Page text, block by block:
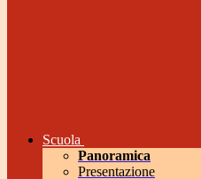
Scuola
Panoramica
Presentazione